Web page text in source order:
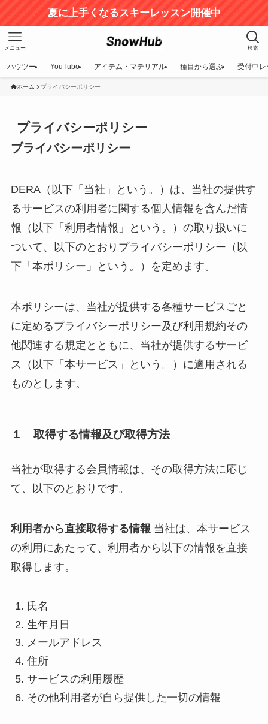
夏に上手くなるスキーレッスン開催中
検索
メニュー
ハウツー YouTube アイテム・マテリアル 種目から選ぶ 受付中レ
ホーム プライバシーポリシー
プライバシーポリシー
プライバシーポリシー
DERA（以下「当社」という。）は、当社の提供す
るサービスの利用者に関する個人情報を含んだ情
報（以下「利用者情報」という。）の取り扱いに
ついて、以下のとおりプライバシーポリシー（以
下「本ポリシー」という。）を定めます。
本ポリシーは、当社が提供する各種サービスごと
に定めるプライバシーポリシー及び利用規約その
他関連する規定とともに、当社が提供するサービ
ス（以下「本サービス」という。）に適用される
ものとします。
１ 取得する情報及び取得方法
当社が取得する会員情報は、その取得方法に応じ
て、以下のとおりです。
利用者から直接取得する情報 当社は、本サービス
の利用にあたって、利用者から以下の情報を直接
取得します。
氏名
生年月日
メールアドレス
住所
サービスの利用履歴
その他利用者が自ら提供した一切の情報